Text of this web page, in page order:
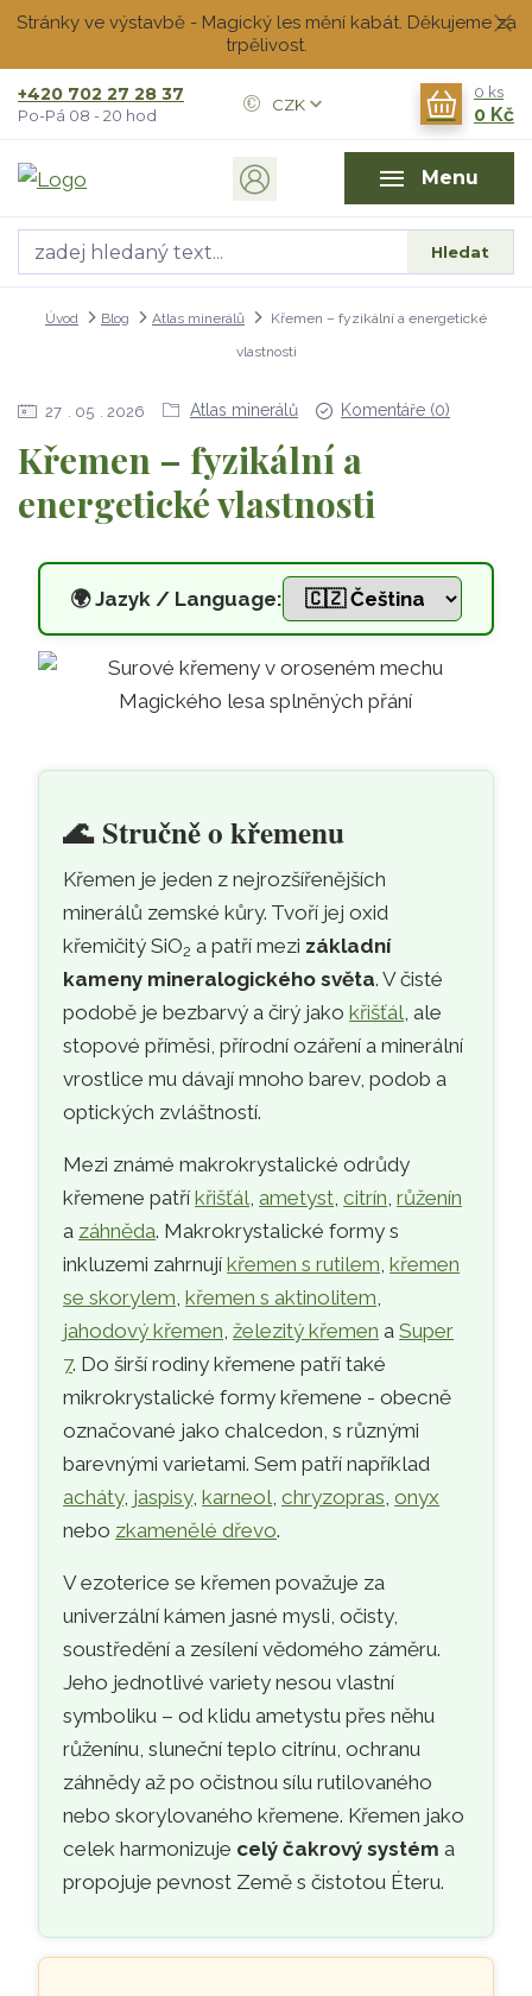
Stránky ve výstavbě - Magický les mění kabát. Děkujeme za
trpělivost.
Menu
CZK
Hledat
+420 702 27 28 37
Po-Pá 08 - 20 hod
0 ks
0 Kč
Úvod Blog Atlas minerálů
Křemen – fyzikální a energetické
vlastnosti
27 05 2026 Atlas minerálů Komentáře (0)
Křemen – fyzikální a
energetické vlastnosti
🌍Jazyk / Language:
Přeskočit na hlavní obsah
Křemen – fyzikální a
🌊Stručně o křemenu
Křemen je jeden z nejrozšířenějších
minerálů zemské kůry. Tvoří jej oxid
křemičitý SiO2 a patří mezi základní
kameny mineralogického světa. V čisté
podobě je bezbarvý a čirý jakokřišťál, ale
stopové příměsi, přírodní ozáření a minerální
vrostlice mu dávají mnoho barev, podob a
optických zvláštností.
Mezi známé makrokrystalické odrůdy
křemene patříkřišťál,ametyst,citrín,růženín
a záhněda. Makrokrystalické formy s
inkluzemi zahrnujíkřemen s rutilem,křemen
se skorylem,křemen s aktinolitem,
jahodový křemen,železitý křemen aSuper
7. Do širší rodiny křemene patří také
mikrokrystalické formy křemene - obecně
označované jako chalcedon, s různými
barevnými varietami. Sem patří například
acháty, jaspisy,karneol,chryzopras,onyx
nebo zkamenělé dřevo.
V ezoterice se křemen považuje za
univerzální kámen jasné mysli, očisty,
soustředění a zesílení vědomého záměru.
Jeho jednotlivé variety nesou vlastní
symboliku – od klidu ametystu přes něhu
růženínu, sluneční teplo citrínu, ochranu
záhnědy až po očistnou sílu rutilovaného
nebo skorylovaného křemene. Křemen jako
celek harmonizuje celý čakrový systém a
propojuje pevnost Země s čistotou Éteru.